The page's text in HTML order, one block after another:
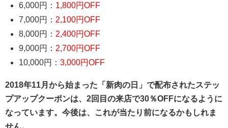
6,000円： 1,800円OFF
7,000円： 2,100円OFF
8,000円： 2,400円OFF
9,000円： 2,700円OFF
10,000円：3,000円OFF
2018年11月から始まった「新肉の日」で配布されたステッ
プアップクーポンは、2回目の来店で30％OFFになるように
なっています。今後は、これが当たり前になるかもしれま
せん。